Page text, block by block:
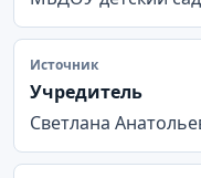
Источник
Учредитель
Светлана